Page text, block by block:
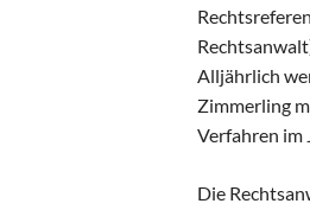
Alljährlich
Zimmerling
Verfahren im
Die